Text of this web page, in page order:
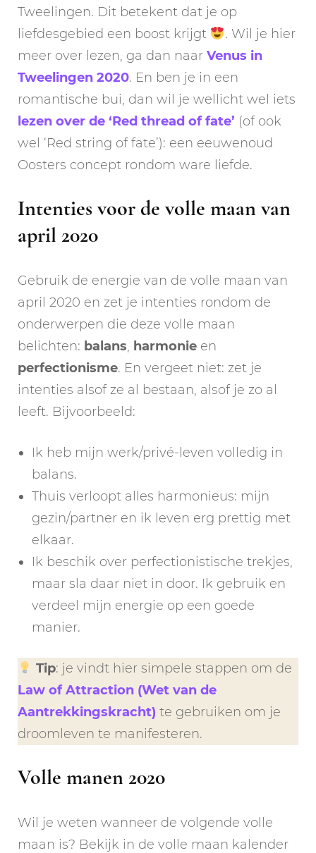
Tweelingen. Dit betekent dat je op
liefdesgebied een boost krijgt
. Wil je hier
meer over lezen, ga dan naar Venus in
Tweelingen 2020. En ben je in een
romantische bui, dan wil je wellicht wel iets
lezen over de ‘Red thread of fate’ (of ook
wel ‘Red string of fate’): een eeuwenoud
Oosters concept rondom ware liefde.
Intenties voor de volle maan van
april 2020
Gebruik de energie van de volle maan van
april 2020 en zet je intenties rondom de
onderwerpen die deze volle maan
belichten: balans, harmonie en
perfectionisme. En vergeet niet: zet je
intenties alsof ze al bestaan, alsof je zo al
leeft. Bijvoorbeeld:
Ik heb mijn werk/privé-leven volledig in
balans.
Thuis verloopt alles harmonieus: mijn
gezin/partner en ik leven erg prettig met
elkaar.
Ik beschik over perfectionistische trekjes,
maar sla daar niet in door. Ik gebruik en
verdeel mijn energie op een goede
manier.
Tip: je vindt hier simpele stappen om de
Law of Attraction (Wet van de
Aantrekkingskracht) te gebruiken om je
droomleven te manifesteren.
Volle manen 2020
Wil je weten wanneer de volgende volle
maan is? Bekijk in de volle maan kalender